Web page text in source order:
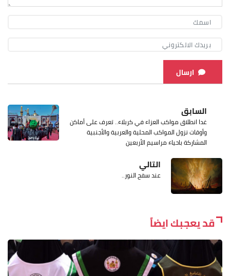
ارسال
السابق
غدا انطلاق مواكب العزاء في كربلاء.. تعرف على أماكن
وأوقات نزول المواكب المحلية والعربية والأجنبية
المشاركة باحياء مراسيم الأربعين
التالي
عند سفح النور..
قد يعجبك ايضاً